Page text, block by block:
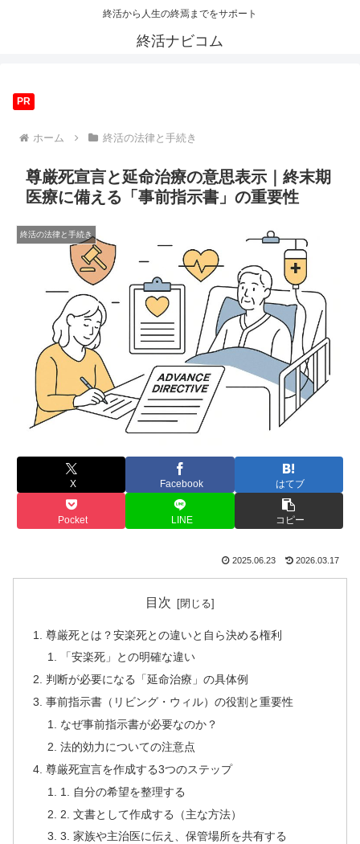
終活から人生の終焉までをサポート
終活ナビコム
PR
ホーム 終活の法律と手続き
尊厳死宣言と延命治療の意思表示｜終末期
医療に備える「事前指示書」の重要性
終活の法律と手続き
X Facebook はてブ
Pocket LINE コピー
2025.06.23 2026.03.17
目次
尊厳死とは？安楽死との違いと自ら決める権利
「安楽死」との明確な違い
判断が必要になる「延命治療」の具体例
事前指示書（リビング・ウィル）の役割と重要性
なぜ事前指示書が必要なのか？
法的効力についての注意点
尊厳死宣言を作成する3つのステップ
1. 自分の希望を整理する
2. 文書として作成する（主な方法）
3. 家族や主治医に伝え、保管場所を共有する